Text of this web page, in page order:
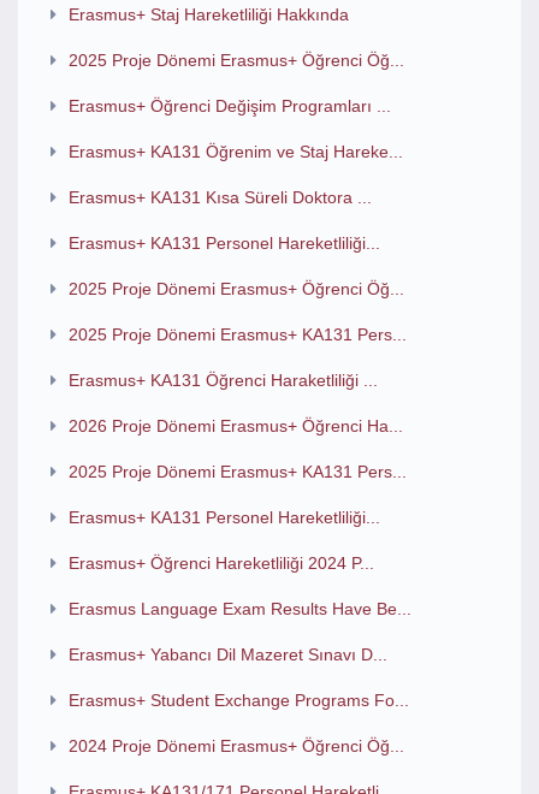
Erasmus+ Staj Hareketliliği Hakkında
2025 Proje Dönemi Erasmus+ Öğrenci Öğ...
Erasmus+ Öğrenci Değişim Programları ...
Erasmus+ KA131 Öğrenim ve Staj Hareke...
Erasmus+ KA131 Kısa Süreli Doktora ...
Erasmus+ KA131 Personel Hareketliliği...
2025 Proje Dönemi Erasmus+ Öğrenci Öğ...
2025 Proje Dönemi Erasmus+ KA131 Pers...
Erasmus+ KA131 Öğrenci Haraketliliği ...
2026 Proje Dönemi Erasmus+ Öğrenci Ha...
2025 Proje Dönemi Erasmus+ KA131 Pers...
Erasmus+ KA131 Personel Hareketliliği...
Erasmus+ Öğrenci Hareketliliği 2024 P...
Erasmus Language Exam Results Have Be...
Erasmus+ Yabancı Dil Mazeret Sınavı D...
Erasmus+ Student Exchange Programs Fo...
2024 Proje Dönemi Erasmus+ Öğrenci Öğ...